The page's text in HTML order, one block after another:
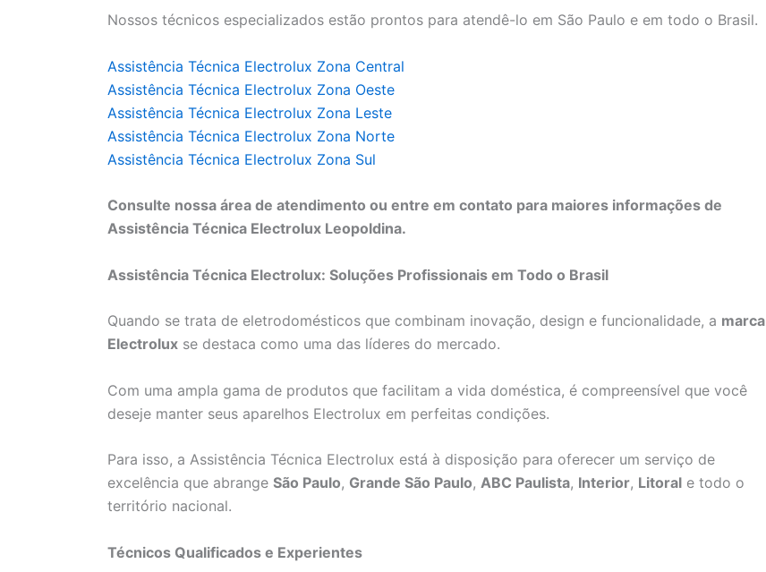
Nossos técnicos especializados estão prontos para atendê-lo em São Paulo e em todo o Brasil.
Assistência Técnica Electrolux Zona Central
Assistência Técnica Electrolux Zona Oeste
Assistência Técnica Electrolux Zona Leste
Assistência Técnica Electrolux Zona Norte
Assistência Técnica Electrolux Zona Sul
Consulte nossa área de atendimento ou entre em contato para maiores informações de
Assistência Técnica Electrolux Leopoldina.
Assistência Técnica Electrolux: Soluções Profissionais em Todo o Brasil
Quando se trata de eletrodomésticos que combinam inovação, design e funcionalidade, a marca
Electrolux se destaca como uma das líderes do mercado.
Com uma ampla gama de produtos que facilitam a vida doméstica, é compreensível que você
deseje manter seus aparelhos Electrolux em perfeitas condições.
Para isso, a Assistência Técnica Electrolux está à disposição para oferecer um serviço de
excelência que abrange São Paulo, Grande São Paulo, ABC Paulista, Interior, Litoral e todo o
território nacional.
Técnicos Qualificados e Experientes